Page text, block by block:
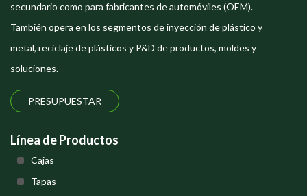
secundario como para fabricantes de automóviles (OEM).
También opera en los segmentos de inyección de plástico y
metal, reciclaje de plásticos y P&D de productos, moldes y
soluciones.
PRESUPUESTAR
Línea de Productos
Cajas
Tapas